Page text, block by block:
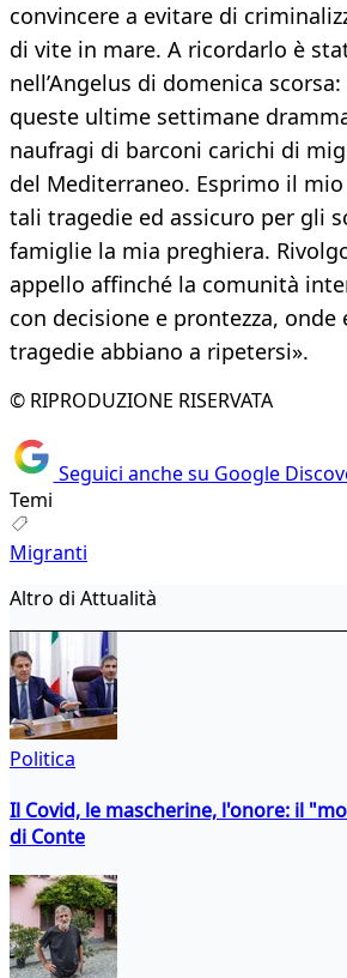
convincere a evitare di
di vite in mare. A ricordarlo è
nell’Angelus di domenica
queste ultime settimane
naufragi di barconi carichi di
del Mediterraneo. Esprimo il
tali tragedie ed assicuro per gli
famiglie la mia preghiera.
appello affinché la comunità
con decisione e prontezza,
tragedie abbiano a ripetersi».
© RIPRODUZIONE RISERVATA
Seguici anche su Google
Temi
Migranti
Altro di Attualità
Politica
Il Covid, le mascherine, l'onore: il
di Conte